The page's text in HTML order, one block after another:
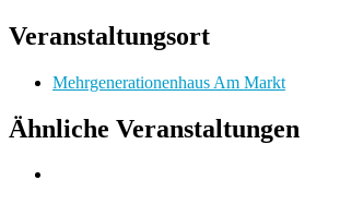
Veranstaltungsort
Mehrgenerationenhaus Am Markt
Ähnliche Veranstaltungen